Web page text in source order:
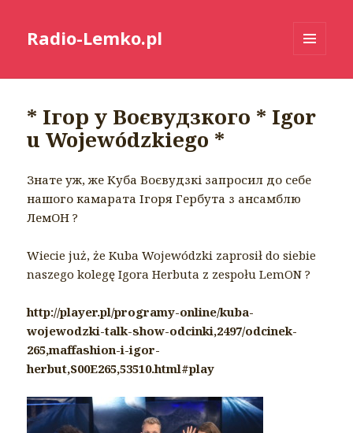
Radio-Lemko.pl
* Ігор у Воєвудзкого * Igor
u Wojewódzkiego *
Знате уж, же Куба Воєвудзкі запросил до себе
нашого камарата Ігоря Гербута з ансамблю
ЛемОН ?
Wiecie już, że Kuba Wojewódzki zaprosił do siebie
naszego kolegę Igora Herbuta z zespołu LemON ?
http://player.pl/programy-online/kuba-
wojewodzki-talk-show-odcinki,2497/odcinek-
265,maffashion-i-igor-
herbut,S00E265,53510.html#play